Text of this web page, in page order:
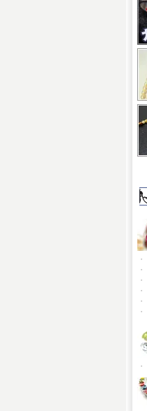
・
・
・
・
・
・
・